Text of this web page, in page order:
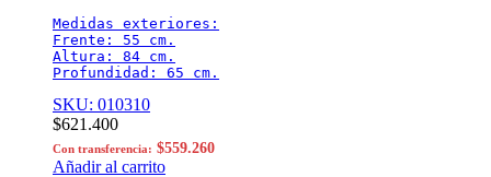
Medidas exteriores:
Frente: 55 cm.
Altura: 84 cm.
Profundidad: 65 cm.
SKU: 010310
$621.400
Con transferencia: $559.260
Añadir al carrito